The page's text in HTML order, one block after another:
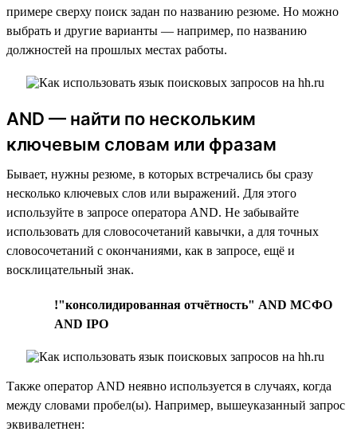
примере сверху поиск задан по названию резюме. Но можно
выбрать и другие варианты — например, по названию
должностей на прошлых местах работы.
AND — найти по нескольким
ключевым словам или фразам
Бывает, нужны резюме, в которых встречались бы сразу
несколько ключевых слов или выражений. Для этого
используйте в запросе оператора AND. Не забывайте
использовать для словосочетаний кавычки, а для точных
словосочетаний с окончаниями, как в запросе, ещё и
восклицательный знак.
!"консолидированная отчётность" AND МСФО
AND IPO
Также оператор AND неявно используется в случаях, когда
между словами пробел(ы). Например, вышеуказанный запрос
эквивалетнен: